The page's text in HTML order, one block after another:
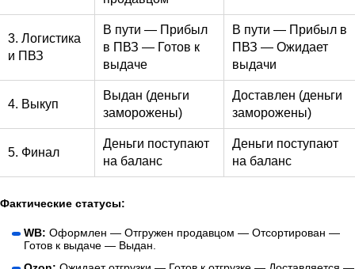
3. Логистика
и ПВЗ
В пути — Прибыл
в ПВЗ — Готов к
выдаче
В пути — Прибыл в
ПВЗ — Ожидает
выдачи
4. Выкуп
Выдан (деньги
заморожены)
Доставлен (деньги
заморожены)
5. Финал
Деньги поступают
на баланс
Деньги поступают
на баланс
Фактические статусы:
WB: Оформлен — Отгружен продавцом — Отсортирован —
Готов к выдаче — Выдан.